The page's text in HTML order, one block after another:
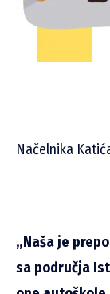
Načelnika
„Naša je
sa područja